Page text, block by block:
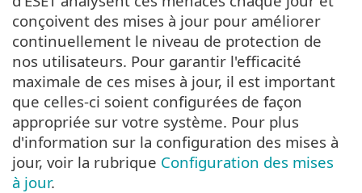
conçoivent des mises à jour pour améliorer
continuellement le niveau de protection de
nos utilisateurs. Pour garantir l'efficacité
maximale de ces mises à jour, il est important
que celles-ci soient configurées de façon
appropriée sur votre système. Pour plus
d'information sur la configuration des mises à
jour, voir la rubrique Configuration des mises
à jour.